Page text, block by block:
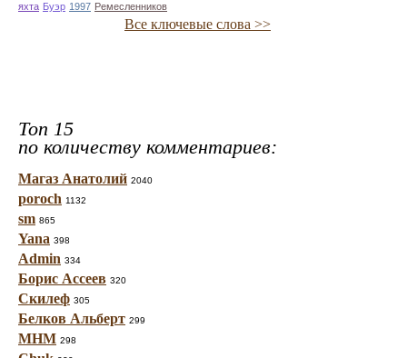
яхта Буэр 1997 Ремесленников
Все ключевые слова >>
Топ 15
по количеству комментариев:
Магаз Анатолий 2040
poroch 1132
sm 865
Yana 398
Admin 334
Борис Ассеев 320
Скилеф 305
Белков Альберт 299
МНМ 298